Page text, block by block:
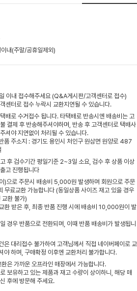
내(주말/공휴일제외)
이내 접수해주세요 (Q&A게시판/고객센터로 접수)
센터로 접수 누락시 교환지연될 수 있습니다.
배로 수거접수 됩니다. 타택배로 반송시엔 배송비는 고
결제 후 반송해주셔야하며, 반송 후 고객센터로 택배사
셔야 지연없이 처리될 수 있습니다.
품 주소지 : 경기도 용인시 처인구 원삼면 원양로 487
후 검수기간 평일기준 2~3일 소요, 검수 후 상품 이상
고 진행됩니다
)으로 주문시 배송비 5,000원 발생하며 회원으로 주문
무료교환 가능합니다 (동일상품 사이즈 재고 있을 경우
교환 불가)
환 받은 후, 최종 반품 진행 시에 배송비 10,000원이 발
경우 반품으로 전환되며, 이때 반품 배송비가 발생됩니
은 대리접수 불가하여 고객님께서 직접 네이버페이로 교
야 하며, 구매확정 이후엔 교환처리 불가합니다.
은 가까운 오프라인 매장에서 가능합니다.
보유하고 있는 제품과 재고 수량이 상이하니, 해당 매
후에 방문해 주세요.